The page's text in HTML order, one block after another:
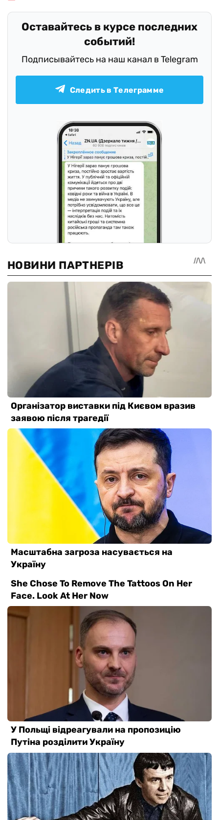
Оставайтесь в курсе последних
событий!
Подписывайтесь на наш канал в Telegram
Следить в Телеграмме